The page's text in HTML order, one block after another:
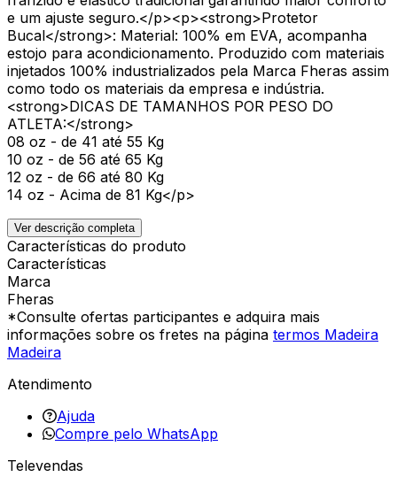
e um ajuste seguro.</p><p><strong>Protetor
Bucal</strong>: Material: 100% em EVA, acompanha
estojo para acondicionamento. Produzido com materiais
injetados 100% industrializados pela Marca Fheras assim
como todo os materiais da empresa e indústria.
<strong>DICAS DE TAMANHOS POR PESO DO
ATLETA:</strong>
08 oz - de 41 até 55 Kg
10 oz - de 56 até 65 Kg
12 oz - de 66 até 80 Kg
14 oz - Acima de 81 Kg</p>
Ver descrição completa
Características do produto
Características
Marca
Fheras
*Consulte ofertas participantes e adquira mais
informações sobre os fretes na página termos Madeira
Madeira
Atendimento
Ajuda
Compre pelo WhatsApp
Televendas